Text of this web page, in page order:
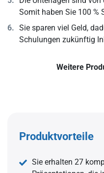
Somit haben Sie 100 %
Sie sparen viel Geld,
Schulungen zukünftig
Weitere
Produktvorteile
Sie erhalten 27